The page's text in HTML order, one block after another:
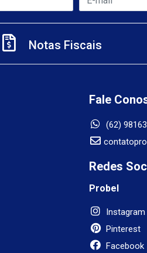
Notas Fiscais
Fale
(62)
Redes
Probel
Instagram
Pinterest
Facebook